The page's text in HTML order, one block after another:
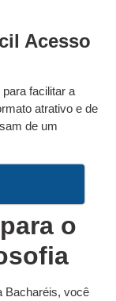
Acesso
facilitar a
atrativo e de
de um
o
Bacharéis, você